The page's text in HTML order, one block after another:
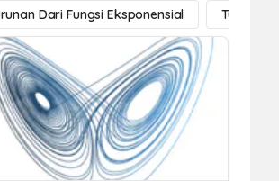
Dari Fungsi Eksponensial Turunan